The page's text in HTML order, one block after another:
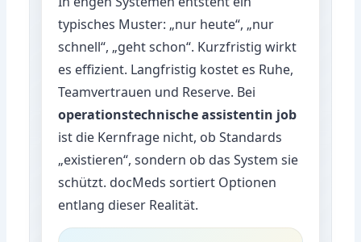
typisches Muster: „nur heute“, „nur
schnell“, „geht schon“. Kurzfristig wirkt
es effizient. Langfristig kostet es Ruhe,
Teamvertrauen und Reserve. Bei
operationstechnische assistentin job
ist die Kernfrage nicht, ob Standards
„existieren“, sondern ob das System sie
schützt. docMeds sortiert Optionen
entlang dieser Realität.